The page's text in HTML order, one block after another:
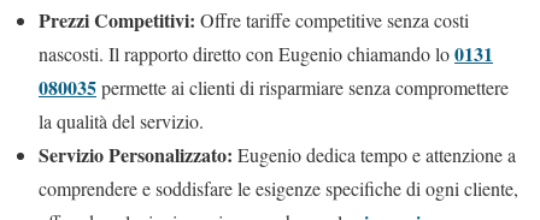
Prezzi Competitivi: Offre tariffe competitive senza costi
nascosti. Il rapporto diretto con Eugenio chiamando lo0131
080035permette ai clienti di risparmiare senza compromettere
la qualità del servizio.
Servizio Personalizzato: Eugenio dedica tempo e attenzione a
comprendere e soddisfare le esigenze specifiche di ogni cliente,